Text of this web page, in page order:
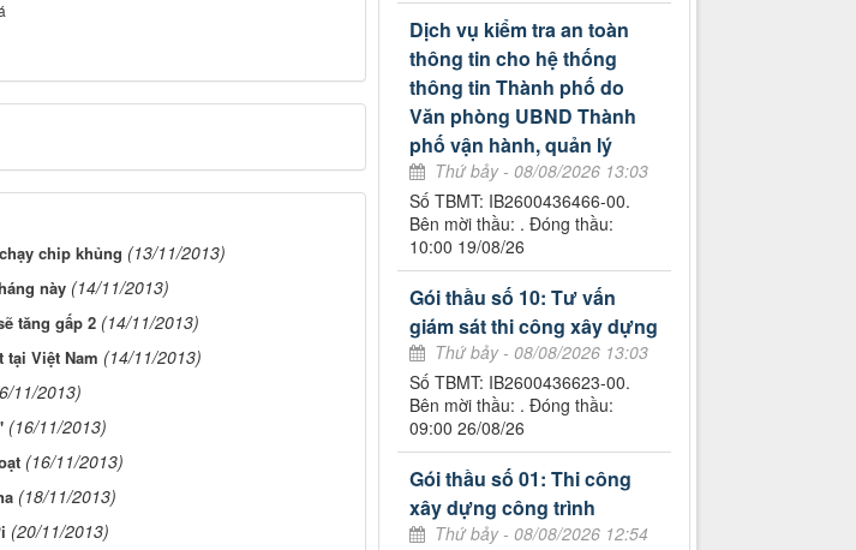
chip khủng (13/11/2013)
này (14/11/2013)
tăng gấp 2 (14/11/2013)
tại Việt Nam (14/11/2013)
11/2013)
(16/11/2013)
(16/11/2013)
(18/11/2013)
(20/11/2013)
Dịch vụ kiểm tra an toàn
thông tin cho hệ thống
thông tin Thành phố do
Văn phòng UBND Thành
phố vận hành, quản lý
Thứ bảy - 08/08/2026 13:03
Số TBMT: IB2600436466-00.
Bên mời thầu: . Đóng thầu:
10:00 19/08/26
Gói thầu số 10: Tư vấn
giám sát thi công xây dựng
Thứ bảy - 08/08/2026 13:03
Số TBMT: IB2600436623-00.
Bên mời thầu: . Đóng thầu:
09:00 26/08/26
Gói thầu số 01: Thi công
xây dựng công trình
Thứ bảy - 08/08/2026 12:54